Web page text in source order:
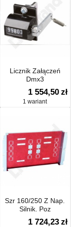
Licznik Załączeń
Dmx3
1 554,50 zł
1 wariant
Szr 160/250 Z Nap.
Silnik. Poz
1 724,23 zł